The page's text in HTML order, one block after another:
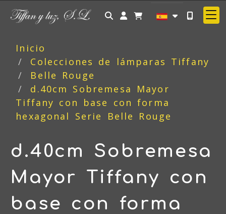
Identifícate
Inicio
Colecciones de lámparas Tiffany
Belle Rouge
d.40cm Sobremesa Mayor
Tiffany con base con forma
hexagonal Serie Belle Rouge
d.40cm Sobremesa
Mayor Tiffany con
base con forma